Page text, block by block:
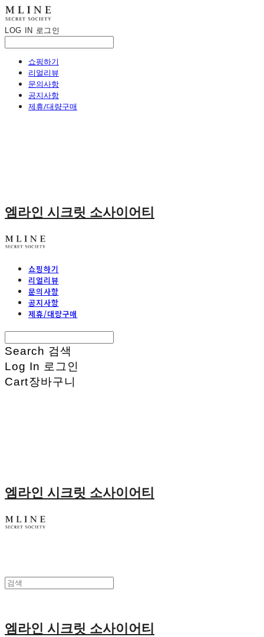
LOG IN 로그인
쇼핑하기
리얼리뷰
문의사항
공지사항
제휴/대량구매
엠라인 시크릿 소사이어티
쇼핑하기
리얼리뷰
문의사항
공지사항
제휴/대량구매
Search 검색
Log In 로그인
Cart장바구니
엠라인 시크릿 소사이어티
엠라인 시크릿 소사이어티